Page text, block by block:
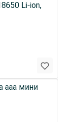
Li-ion,
ааа мини